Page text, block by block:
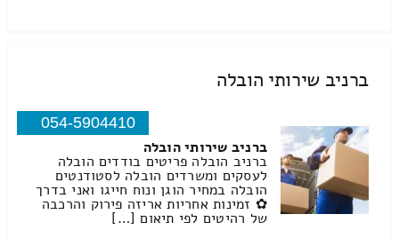
ברניב שירותי הובלה
054-5904410
ברניב שירותי הובלה
ברניב הובלה פריטים בודדים הובלה
לעסקים ומשרדים הובלה לסטודנטים
הובלה במחיר הוגן ונוח חייגו ואני בדרך
✿ זמינות אחריות אריזה פירוק והרכבה
של רהיטים לפי תיאום […]